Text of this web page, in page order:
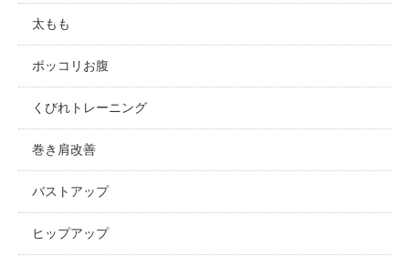
太もも
ポッコリお腹
くびれトレーニング
巻き肩改善
バストアップ
ヒップアップ